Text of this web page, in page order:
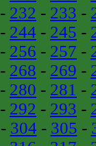
- 232 - 233 -
- 244 - 245 -
- 256 - 257 -
- 268 - 269 -
- 280 - 281 -
- 292 - 293 -
- 304 - 305 -